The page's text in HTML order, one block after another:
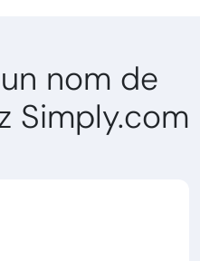
nom de
Simply.com